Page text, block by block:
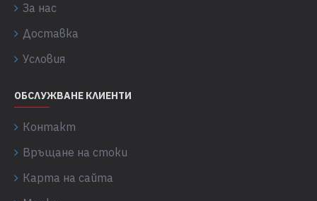
За нас
Доставка
Условия
ОБСЛУЖВАНЕ КЛИЕНТИ
Контакт
Връщане на стоки
Карта на сайта